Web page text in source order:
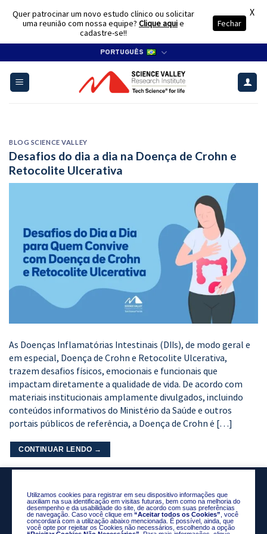
content
PORTUGUÊS
BLOG SCIENCE VALLEY
Desafios do dia a dia na Doença de Crohn e
Retocolite Ulcerativa
As Doenças Inflamatórias Intestinais (DIIs), de modo geral e
em especial, Doença de Crohn e Retocolite Ulcerativa,
trazem desafios físicos, emocionais e funcionais que
impactam diretamente a qualidade de vida. De acordo com
materiais institucionais amplamente divulgados, incluindo
conteúdos informativos do Ministério da Saúde e outros
portais públicos de referência, a Doença de Crohn é […]
CONTINUAR LENDO →
Utilizamos cookies para registrar em seu dispositivo informações que
auxiliam na sua identificação em visitas futuras, bem como na melhoria do
desempenho e da usabilidade do site, de acordo com suas preferências
de navegação. Caso você clique em “Aceitar todos os Cookies” , você
concordará com a utilização abaixo mencionada. É possível, ainda, que
você opte por rejeitar os Cookies não necessários, escolhendo a opção
Quer patrocinar um novo estudo clínico ou solicitar
uma reunião com nossa equipe? Clique aquie
cadastre-se!!
Fechar
X